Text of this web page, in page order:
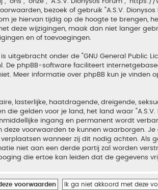
bezoek of gebruik “A.S.V.
je hiervan tijdig op de hoogte te brengen,
wijzigingen, maak dan niet langer
en of toevoegingen.
uitgebracht onder de “GNU General Public
. De phpBB-software faciliteert
Meer informatie over phpBB kun je vinden
lasterlijke, haatdragende, dreigende,
gelden voor je land, het land waar “A.S.V.
ingang en permanent wordt
voorwaarden te kunnen waarborgen. Je
wanneer zij dit nodig achten.
niet aan een derde partij zal worden
die ertoe kan leiden dat de gegevens